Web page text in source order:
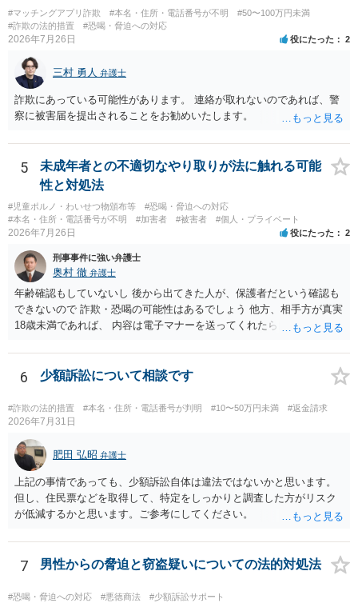
#マッチングアプリ詐欺 #本名・住所・電話番号が不明
#50〜100万円未満
#詐欺の法的措置
#恐喝・脅迫への対応
2026年7月26日 役にたった 2
三村 勇人 弁護士
詐欺にあっている可能性があります。 連絡が取れないのであれば、警
察に被害届を提出されることをお勧めいたします。
5
未成年者との不適切なやり取りが法に触れる可能
性と対処法
#児童ポルノ・わいせつ物頒布等
#恐喝・脅迫への対応
#本名・住所・電話番号が不明
#加害者 #被害者 #個人・プライベート
2026年7月26日 役にたった 2
刑事事件に強い弁護士
奥村 徹 弁護士
年齢確認もしていないし 後から出てきた人が、保護者だという確認も
できないので 詐欺・恐喝の可能性はあるでしょう 他方、相手方が真実
18歳未満であれば、 内容は電子マナーを送ってくれたら自慰行為など
画の尺は10分ほど、服を着たままで胸を触って欲しい、などの要望を
して、要求された金額(1000円程度)の電子マネーを送信してしまいま
した。 そこから、撮影するまで暇なので顔の雰囲気の写真を交換して
欲しい、住んでいる都道府県と区を教えてと言われたので教えたりと
言ったやり取りをしていました。 というやりとりは、青少年条例違反
（わいせつ行為）の疑いがあります。18歳未満と知らなくても処罰可
能です。
6 少額訴訟について相談です
#詐欺の法的措置 #本名・住所・電話番号が判明 #10〜50万円未満 #返金請求
2026年7月31日
肥田 弘昭 弁護士
上記の事情であっても、少額訴訟自体は違法ではないかと思います。
但し、住民票などを取得して、特定をしっかりと調査した方がリスク
が低減するかと思います。ご参考にしてください。
7 男性からの脅迫と窃盗疑いについての法的対処法
#恐喝・脅迫への対応 #悪徳商法
#少額訴訟サポート